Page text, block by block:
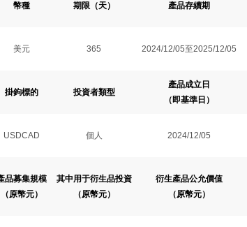
幣種 期限（天） 產品存續期
美元 365 2024/12/05至2025/12/05
掛鉤標的 投資者類型
產品成立日
（即基準日）
USDCAD 個人 2024/12/05
品募集規模
（原幣元）
其中用于衍生品投資
（原幣元）
衍生產品公允價值
（原幣元）